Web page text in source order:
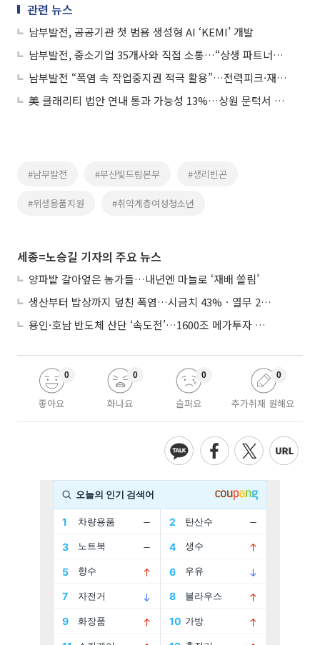
관련 뉴스
남부발전, 공공기관 첫 범용 생성형 AI ‘KEMI’ 개발
남부발전, 중소기업 35개사와 직접 소통…“상생 파트너로 함께 성장”
남부발전 “폭염 속 작업중지권 적극 활용”…전력피크·재난 대응 총력
美 클래리티 법안 연내 통과 가능성 13%…상원 문턱서 제동
#남부발전 #부산빛드림본부 #생리빈곤
#위생용품지원 #취약계층여성청소년
세종=노승길 기자의 주요 뉴스
양파밭 갈아엎은 농가들…내년엔 마늘로 ‘재배 쏠림’
생산부터 밥상까지 덮친 폭염…시금치 43%ㆍ열무 28% 급등
용인·호남 반도체 산단 ‘속도전’…1600조 메가투자 이행 총력
좋아요
0
화나요
0
슬퍼요
0
추가취재 원해요
0